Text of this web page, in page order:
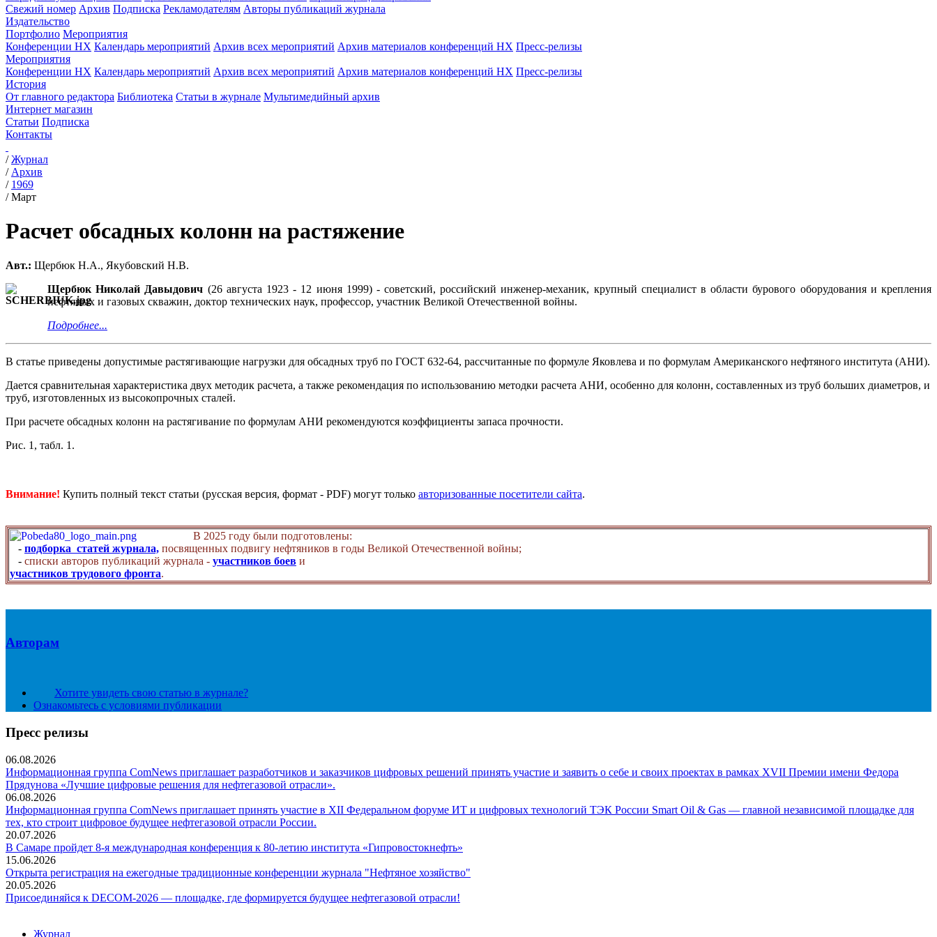
Свежий номер Архив Подписка Рекламодателям Авторы публикаций журнала
Издательство
Портфолио Мероприятия
Конференции НХ Календарь мероприятий Архив всех мероприятий Архив материалов конференций НХ Пресс-релизы
Мероприятия
Конференции НХ Календарь мероприятий Архив всех мероприятий Архив материалов конференций НХ Пресс-релизы
История
От главного редактора Библиотека Статьи в журнале Мультимедийный архив
Интернет магазин
Статьи Подписка
Контакты
/Журнал
/ Архив
/ 1969
/Март
Расчет обсадных колонн на растяжение
Авт.: Щербюк Н.А., Якубовский Н.В.
Щербюк Николай Давыдович (26 августа 1923 - 12 июня 1999) - советский, российский инженер-механик, крупный специалист в области бурового оборудования и крепления
нефтяных и газовых скважин, доктор технических наук, профессор, участник Великой Отечественной войны.
Подробнее...
В статье приведены допустимые растягивающие нагрузки для обсадных труб по ГОСТ 632-64, рассчитанные по формуле Яковлева и по формулам Американского нефтяного института (АНИ).
Дается сравнительная характеристика двух методик расчета, а также рекомендация по использованию методки расчета АНИ, особенно для колонн, составленных из труб больших диаметров, и
труб, изготовленных из высокопрочных сталей.
При расчете обсадных колонн на растягивание по формулам АНИ рекомендуются коэффициенты запаса прочности.
Рис. 1, табл. 1.
Внимание! Купить полный текст статьи (русская версия, формат - PDF) могут только авторизованные посетители сайта.
В 2025 году были подготовлены:
- подборка статей журнала, посвященных подвигу нефтяников в годы Великой Отечественной войны;
- списки авторов публикаций журнала - участников боев и
участников трудового фронта.
Авторам
Хотите увидеть свою статью в журнале?
Ознакомьтесь с условиями публикации
Пресс релизы
06.08.2026
Информационная группа ComNews приглашает разработчиков и заказчиков цифровых решений принять участие и заявить о себе и своих проектах в рамках XVII Премии имени Федора
Прядунова «Лучшие цифровые решения для нефтегазовой отрасли».
06.08.2026
Информационная группа ComNews приглашает принять участие в XII Федеральном форуме ИТ и цифровых технологий ТЭК России Smart Oil & Gas — главной независимой площадке для
тех, кто строит цифровое будущее нефтегазовой отрасли России.
20.07.2026
В Самаре пройдет 8-я международная конференция к 80-летию института «Гипровостокнефть»
15.06.2026
Открыта регистрация на ежегодные традиционные конференции журнала "Нефтяное хозяйство"
20.05.2026
Присоединяйся к DECOM-2026 — площадке, где формируется будущее нефтегазовой отрасли!
Журнал